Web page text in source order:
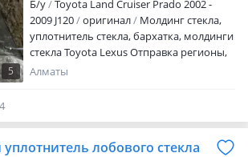
5
Б/y
Toyota Land Cruiser Prado 2002 -
2009 J120
оригинал
Молдинг стекла,
уплотнитель стекла, бархатка, молдинги
стекла Toyota Lexus Отправка регионы,
цены уточняйте Toyota Lexus В наличии
Prado 120 Lexus Lx 470 Lexus Lx 570 Lexus
Gx 470 Lexus Gx 460
Алматы
лобового стекла